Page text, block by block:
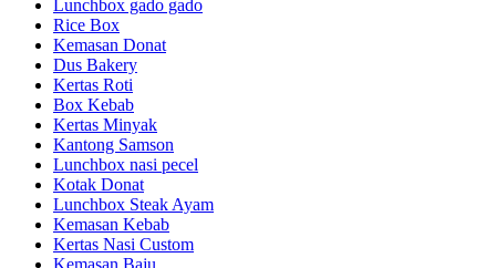
Lunchbox gado gado
Rice Box
Kemasan Donat
Dus Bakery
Kertas Roti
Box Kebab
Kertas Minyak
Kantong Samson
Lunchbox nasi pecel
Kotak Donat
Lunchbox Steak Ayam
Kemasan Kebab
Kertas Nasi Custom
Kemasan Baju